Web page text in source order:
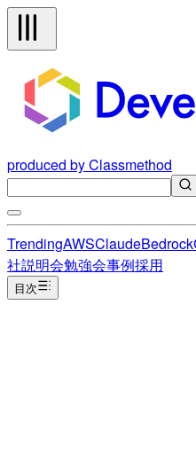
produced by Classmethod
TrendingAWSClaudeBedrock
社説明会勉強会事例採用
目次